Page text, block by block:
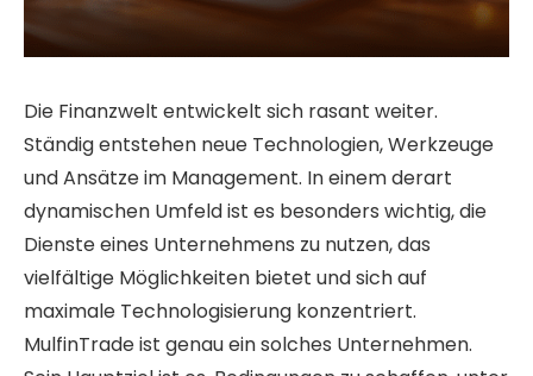
Die Finanzwelt entwickelt sich rasant weiter.
Ständig entstehen neue Technologien, Werkzeuge
und Ansätze im Management. In einem derart
dynamischen Umfeld ist es besonders wichtig, die
Dienste eines Unternehmens zu nutzen, das
vielfältige Möglichkeiten bietet und sich auf
maximale Technologisierung konzentriert.
MulfinTrade ist genau ein solches Unternehmen.